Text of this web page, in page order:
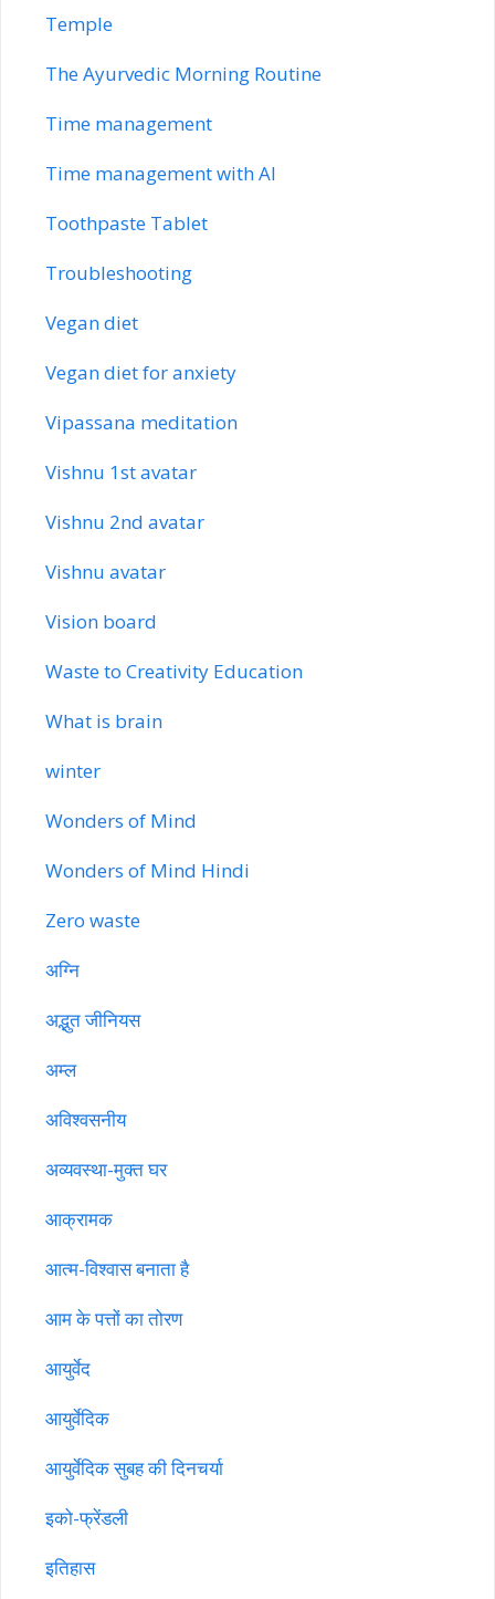
Temple
The Ayurvedic Morning Routine
Time management
Time management with AI
Toothpaste Tablet
Troubleshooting
Vegan diet
Vegan diet for anxiety
Vipassana meditation
Vishnu 1st avatar
Vishnu 2nd avatar
Vishnu avatar
Vision board
Waste to Creativity Education
What is brain
winter
Wonders of Mind
Wonders of Mind Hindi
Zero waste
अग्नि
अद्भुत जीनियस
अम्ल
अविश्वसनीय
अव्यवस्था-मुक्त घर
आक्रामक
आत्म-विश्वास बनाता है
आम के पत्तों का तोरण
आयुर्वेद
आयुर्वेदिक
आयुर्वेदिक सुबह की दिनचर्या
इको-फ्रेंडली
इतिहास